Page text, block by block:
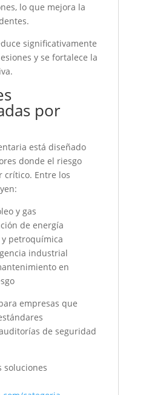
lo que mejora la
significativamente
y se fortalece la
por
está diseñado
donde el riesgo
crítico. Entre los
y gas
de energía
petroquímica
industrial
en
empresas que
de seguridad
soluciones